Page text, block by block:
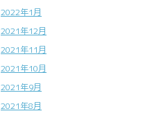
2022年1月
2021年12月
2021年11月
2021年10月
2021年9月
2021年8月